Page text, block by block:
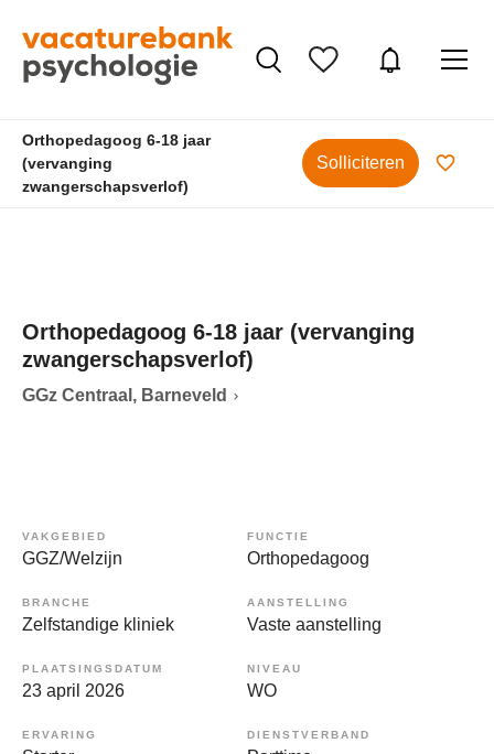
Orthopedagoog 6-18 jaar
(vervanging
zwangerschapsverlof)
Solliciteren
Orthopedagoog 6-18 jaar (vervanging
zwangerschapsverlof)
GGz Centraal, Barneveld
VAKGEBIED
GGZ/Welzijn
FUNCTIE
Orthopedagoog
BRANCHE
Zelfstandige kliniek
AANSTELLING
Vaste aanstelling
PLAATSINGSDATUM
23 april 2026
NIVEAU
WO
ERVARING DIENSTVERBAND